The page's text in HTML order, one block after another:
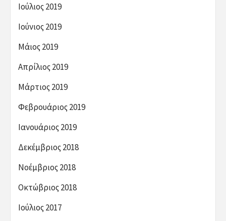
Ιούλιος 2019
Ιούνιος 2019
Μάιος 2019
Απρίλιος 2019
Μάρτιος 2019
Φεβρουάριος 2019
Ιανουάριος 2019
Δεκέμβριος 2018
Νοέμβριος 2018
Οκτώβριος 2018
Ιούλιος 2017